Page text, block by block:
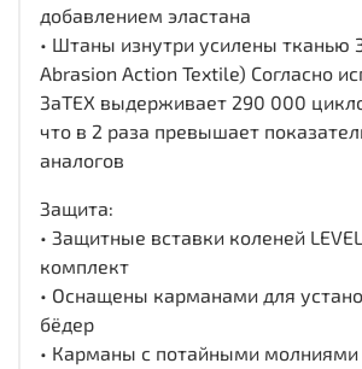
добавлением эластана
• Штаны изнутри усилены тканью
Abrasion Action Textile) Согласно
3аТЕХ выдерживает 290 000
что в 2 раза превышает
аналогов
Защита:
• Защитные вставки коленей
комплект
• Оснащены карманами для
бёдер
• Карманы с потайными